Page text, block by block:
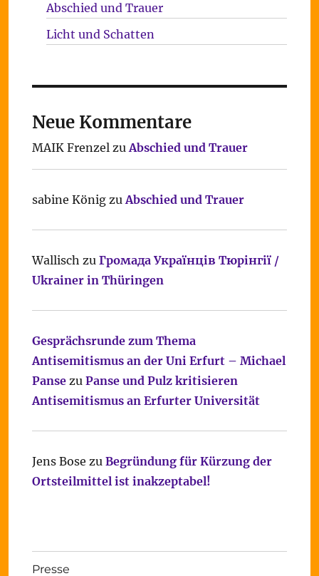
Abschied und Trauer
Licht und Schatten
Neue Kommentare
MAIK FrenzelzuAbschied und Trauer
sabine KönigzuAbschied und Trauer
Wallisch zu Громада Українців Тюрінгії /
Ukrainer in Thüringen
Gesprächsrunde zum Thema
Antisemitismus an der Uni Erfurt – Michael
Pansezu Panse und Pulz kritisieren
Antisemitismus an Erfurter Universität
Jens Bose zu Begründung für Kürzung der
Ortsteilmittel ist inakzeptabel!
Presse